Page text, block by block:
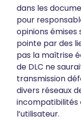
dans les
pour
opinions émises
pointe par des
pas la maîtrise
de DLC ne
transmission
divers réseaux
incompatibilités
l’utilisateur.